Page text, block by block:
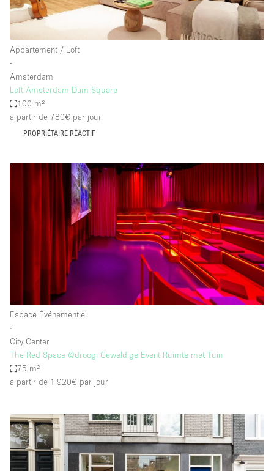
Appartement / Loft
∙
Amsterdam
Loft Amsterdam Dam Square
100 m²
à partir de 780€ par jour
PROPRIÉTAIRE RÉACTIF
Espace Événementiel
∙
City Center
The Red Space @droog: Geweldige Event Ruimte met Tuin
75 m²
à partir de 1.920€ par jour